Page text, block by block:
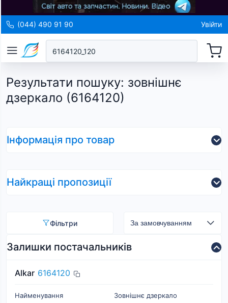
(044) 490 91 90 Увійти
Результати пошуку: зовнішнє
дзеркало (6164120)
Інформація про товар
Найкращі пропозиції
Фільтри
Залишки постачальників
Alkar 6164120
Найменування
Зовнішнє дзеркало